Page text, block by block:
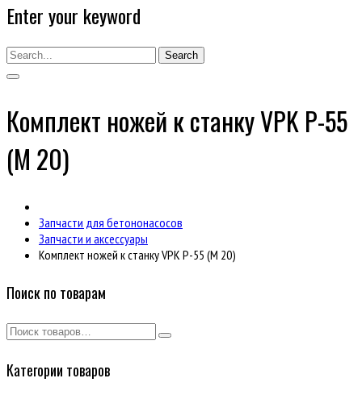
Enter your keyword
Search
Комплект ножей к станку VPK Р-55
(М 20)
Запчасти для бетононасосов
Запчасти и аксессуары
Комплект ножей к станку VPK Р-55 (М 20)
Поиск по товарам
Категории товаров